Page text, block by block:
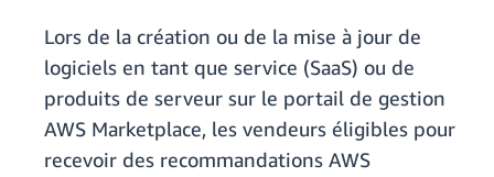
Lors de la création ou de la mise à jour de
logiciels en tant que service (SaaS) ou de
produits de serveur sur le portail de gestion
AWS Marketplace, les vendeurs éligibles pour
recevoir des recommandations AWS